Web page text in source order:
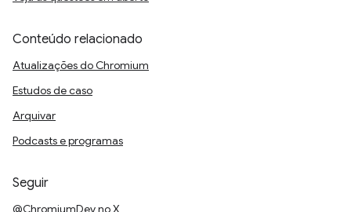
Conteúdo relacionado
Atualizações do Chromium
Estudos de caso
Arquivar
Podcasts e programas
Seguir
@ChromiumDev no X